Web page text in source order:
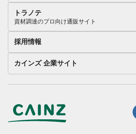
トラノテ
資材調達のプロ向け通販サイト
採用情報
カインズ 企業サイト